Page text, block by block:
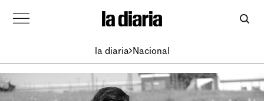
la diaria Nacional